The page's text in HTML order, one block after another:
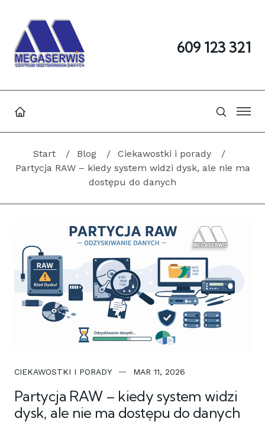
609 123 321
Start Blog
Ciekawostki i porady
Partycja RAW – kiedy system widzi dysk, ale nie ma
dostępu do danych
CIEKAWOSTKI I PORADY MAR 11, 2026
Partycja RAW – kiedy system widzi
dysk, ale nie ma dostępu do danych